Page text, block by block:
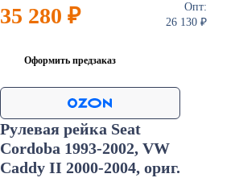
35 280 ₽
Опт:
26 130 ₽
Оформить предзаказ
Рулевая рейка Seat
Cordoba 1993-2002, VW
Caddy II 2000-2004, ориг.